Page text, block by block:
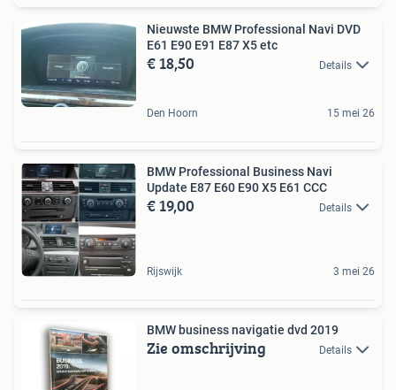
Nieuwste BMW Professional Navi DVD
E61 E90 E91 E87 X5 etc
€ 18,50 Details
Den Hoorn 15 mei 26
BMW Professional Business Navi
Update E87 E60 E90 X5 E61 CCC
€ 19,00 Details
Rijswijk 3 mei 26
BMW business navigatie dvd 2019
Zie omschrijving Details